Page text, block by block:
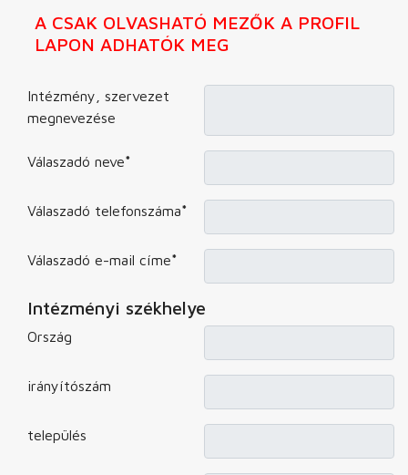
A CSAK OLVASHATÓ MEZŐK A PROFIL
LAPON ADHATÓK MEG
Intézmény, szervezet
megnevezése
Válaszadó neve*
Válaszadó telefonszáma*
Válaszadó e-mail címe*
Intézményi székhelye
Ország
irányítószám
település